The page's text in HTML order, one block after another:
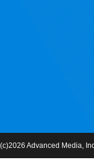
(c)2026 Advanced Media,